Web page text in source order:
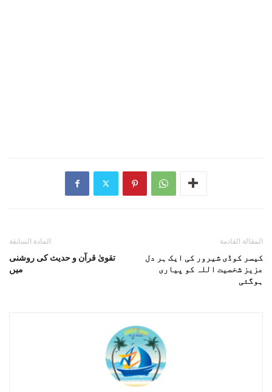
المادة السابقة
تقویٰ قرآن و حدیث کی روشنی
میں
المقالة القادمة
کیسر کوڈی شیرور کی ایک ہر دل
عزیز شخصیت اللہ کو پیاری
ہوگئی